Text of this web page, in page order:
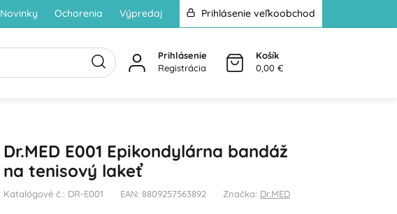
Novinky Ochorenia Výpredaj Prihlásenie veľkoobchod
Prihlásenie
Registrácia
Košík
0,00 €
Dr.MED E001 Epikondylárna bandáž
na tenisový lakeť
Katalógové č.: DR-E001 EAN: 8809257563892 Značka: Dr.MED